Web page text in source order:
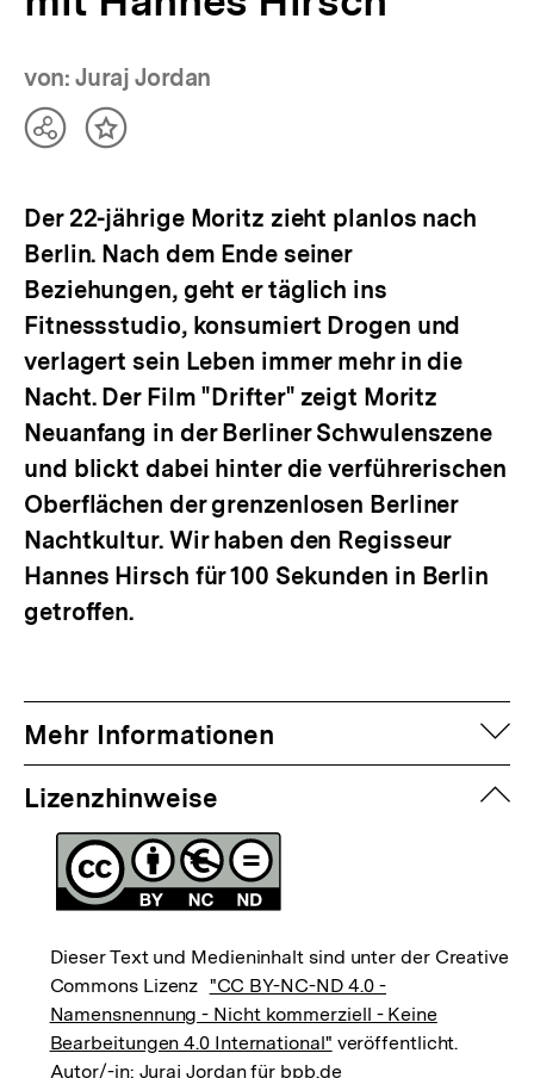
von: Juraj Jordan
TeilenInhalt
Der 22-jährige Moritz zieht planlos nach
Berlin. Nach dem Ende seiner
Beziehungen, geht er täglich ins
Fitnessstudio, konsumiert Drogen und
verlagert sein Leben immer mehr in die
Nacht. Der Film "Drifter" zeigt Moritz
Neuanfang in der Berliner Schwulenszene
und blickt dabei hinter die verführerischen
Oberflächen der grenzenlosen Berliner
Nachtkultur. Wir haben den Regisseur
Hannes Hirsch für 100 Sekunden in Berlin
getroffen.
Mehr Informationen
Lizenzhinweise
Dieser Text und Medieninhalt sind unter der Creative
Commons Lizenz "CC BY-NC-ND 4.0 -
Namensnennung - Nicht kommerziell - Keine
Bearbeitungen 4.0 International" veröffentlicht.
Autor/-in: Juraj Jordan für bpb.de